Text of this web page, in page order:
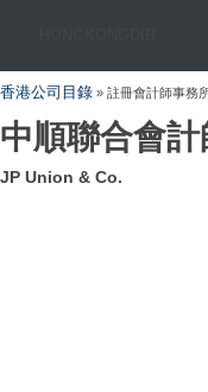
香港公司目錄 » 註冊會計師事務
中順聯合會
JP Union & Co.